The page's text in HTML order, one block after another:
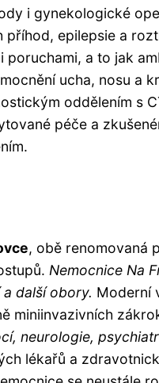
i gynekologické
epilepsie a
a to jak
ucha, nosu a
oddělením s
péče a
, obě renomovaná
Nemocnice Na
další obory. Moderní
miniinvazivních
neurologie,
lékařů a